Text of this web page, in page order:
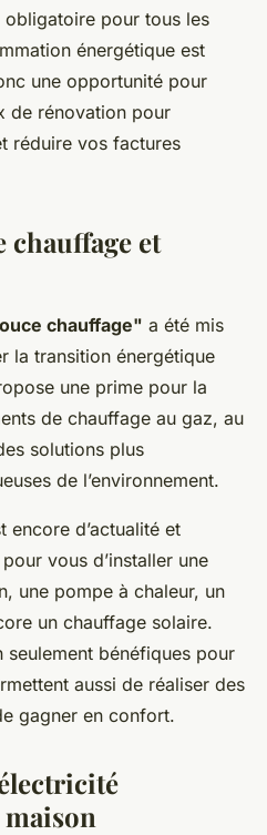
obligatoire pour tous les
énergétique est
une opportunité pour
de rénovation pour
réduire vos factures
chauffage et
chauffage" a été mis
la transition énergétique
une prime pour la
de chauffage au gaz, au
solutions plus
de l’environnement.
d’actualité et
vous d’installer une
une pompe à chaleur, un
un chauffage solaire.
seulement bénéfiques pour
aussi de réaliser des
gagner en confort.